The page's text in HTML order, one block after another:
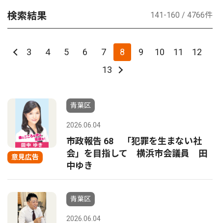
検索結果 141-160 / 4766件
3 4 5 6 7 8 9 10 11
12
13
意見広告
青葉区
2026.06.04
市政報告 68 「犯罪を生まない社
会」を目指して 横浜市会議員 田
中ゆき
青葉区
2026.06.04